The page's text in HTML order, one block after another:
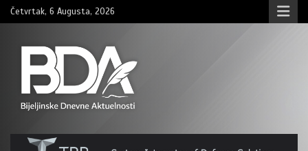
Skip
to
Četvrtak, 6 Augusta, 2026
BNDAN.com